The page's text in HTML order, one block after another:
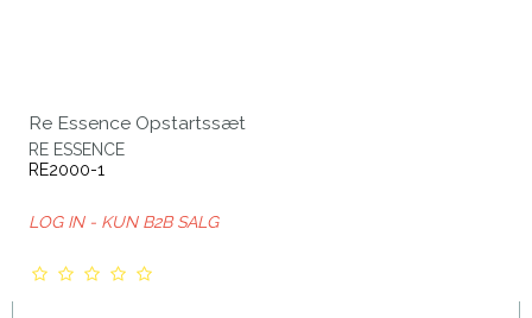
Re Essence Opstartssæt
RE ESSENCE
RE2000-1
LOG IN - KUN B2B SALG